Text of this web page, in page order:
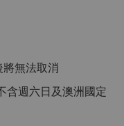
無法取消
含週六日及澳洲國定